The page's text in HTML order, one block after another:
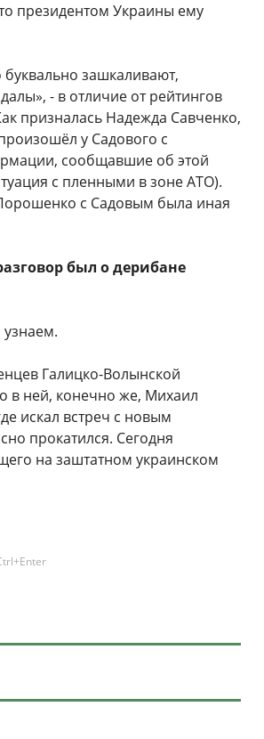
президентом Украины ему
зашкаливают,
- в отличие от рейтингов
призналась Надежда Савченко,
у Садового с
сообщавшие об этой
с пленными в зоне АТО).
с Садовым была иная
был о дерибане
узнаем.
Галицко-Волынской
в ней, конечно же, Михаил
искал встреч с новым
прокатился. Сегодня
на заштатном украинском